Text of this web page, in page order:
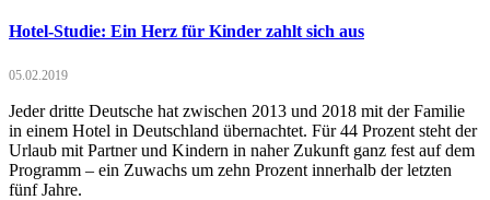
Hotel-Studie: Ein Herz für Kinder zahlt sich aus
05.02.2019
Jeder dritte Deutsche hat zwischen 2013 und 2018 mit der Familie
in einem Hotel in Deutschland übernachtet. Für 44 Prozent steht der
Urlaub mit Partner und Kindern in naher Zukunft ganz fest auf dem
Programm – ein Zuwachs um zehn Prozent innerhalb der letzten
fünf Jahre.